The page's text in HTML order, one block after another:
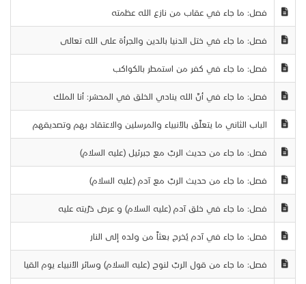
فصل: ما جاء في عقاب من نازع الله عظمته
فصل: ما جاء في ختل الدنيا بالدين والجرأة على الله تعالى
فصل: ما جاء في كفر من استمطر بالكواكب
فصل: ما جاء في أنّ الله ينادي الخلق في المحشر: أنا الملك
الباب الثاني ما يتعلّق بالأنبياء والمرسلين والاعتقاد بهم وتصديقهم
فصل: ما جاء من حديث الربّ مع جبرئيل (عليه السلام)
فصل: ما جاء من حديث الربّ مع آدم (عليه السلام)
فصل: ما جاء في خلق آدم (عليه السلام) و عرض ذرّيته عليه
فصل: ما جاء في آدم يُخرج بعثاً من ولده إلى النار
فصل: ما جاء من قول الربّ لنوح (عليه السلام) وسائر الأنبياء يوم القيا